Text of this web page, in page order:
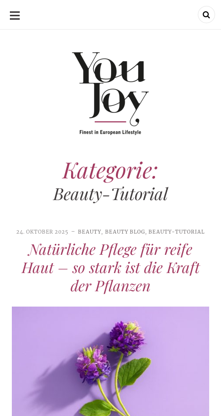
SKIP
Kategorie:
Beauty-Tutorial
24. OKTOBER 2025 BEAUTY, BEAUTY BLOG, BEAUTY-TUTORIAL
Natürliche Pflege für reife
Haut – so stark ist die Kraft
der Pflanzen